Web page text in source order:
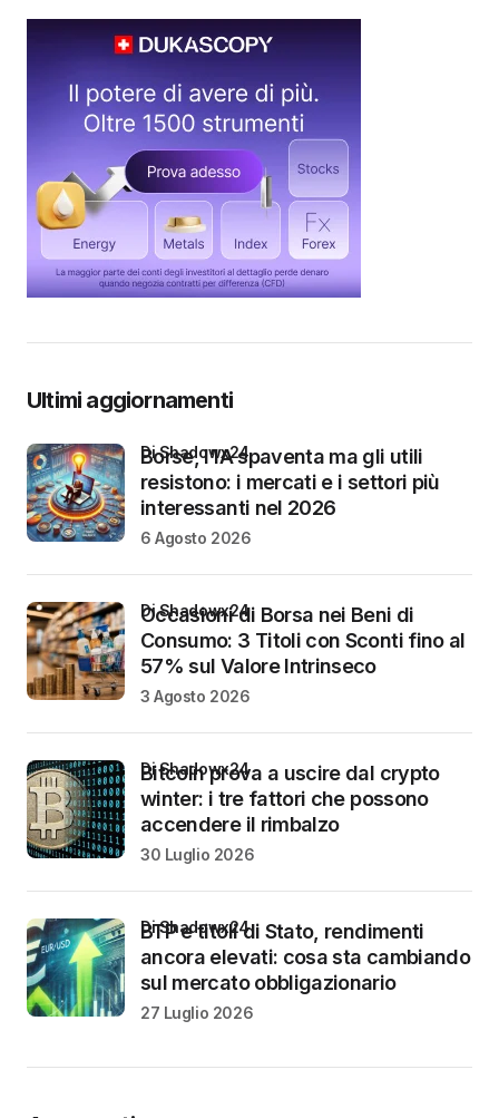
Ultimi aggiornamenti
Borse, l’IA spaventa ma gli utili
resistono: i mercati e i settori più
interessanti nel 2026
di Shadowx24
6 Agosto 2026
Occasioni di Borsa nei Beni di
Consumo: 3 Titoli con Sconti fino al
57% sul Valore Intrinseco
di Shadowx24
3 Agosto 2026
Bitcoin prova a uscire dal crypto
winter: i tre fattori che possono
accendere il rimbalzo
di Shadowx24
30 Luglio 2026
BTP e titoli di Stato, rendimenti
ancora elevati: cosa sta cambiando
sul mercato obbligazionario
di Shadowx24
27 Luglio 2026